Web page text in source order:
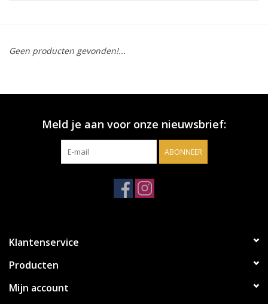
Accessoires
Relatiegeschenken
Geen producten gevonden!...
Meld je aan voor onze nieuwsbrief:
ABONNEER
Klantenservice
Producten
Mijn account